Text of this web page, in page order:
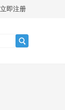
立即注册